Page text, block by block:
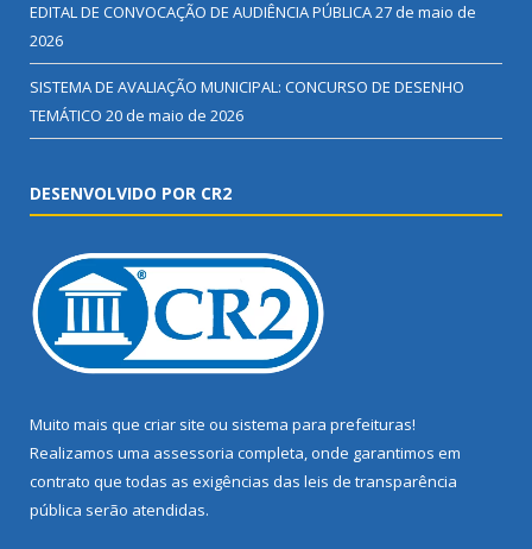
EDITAL DE CONVOCAÇÃO DE AUDIÊNCIA PÚBLICA27 de maio de
2026
SISTEMA DE AVALIAÇÃO MUNICIPAL: CONCURSO DE DESENHO
TEMÁTICO 20 de maio de 2026
DESENVOLVIDO POR CR2
Muito mais que criar site ou sistema para prefeituras!
Realizamos uma assessoria completa, onde garantimos em
contrato que todas as exigências das leis de transparência
pública serão atendidas.